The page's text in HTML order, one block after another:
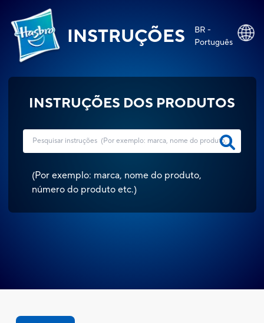
INSTRUÇÕES
BR -
Português
INSTRUÇÕES DOS PRODUTOS
(Por exemplo: marca, nome do produto,
número do produto etc.)